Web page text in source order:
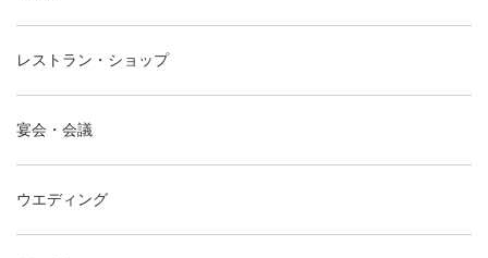
レストラン・ショップ
宴会・会議
ウエディング